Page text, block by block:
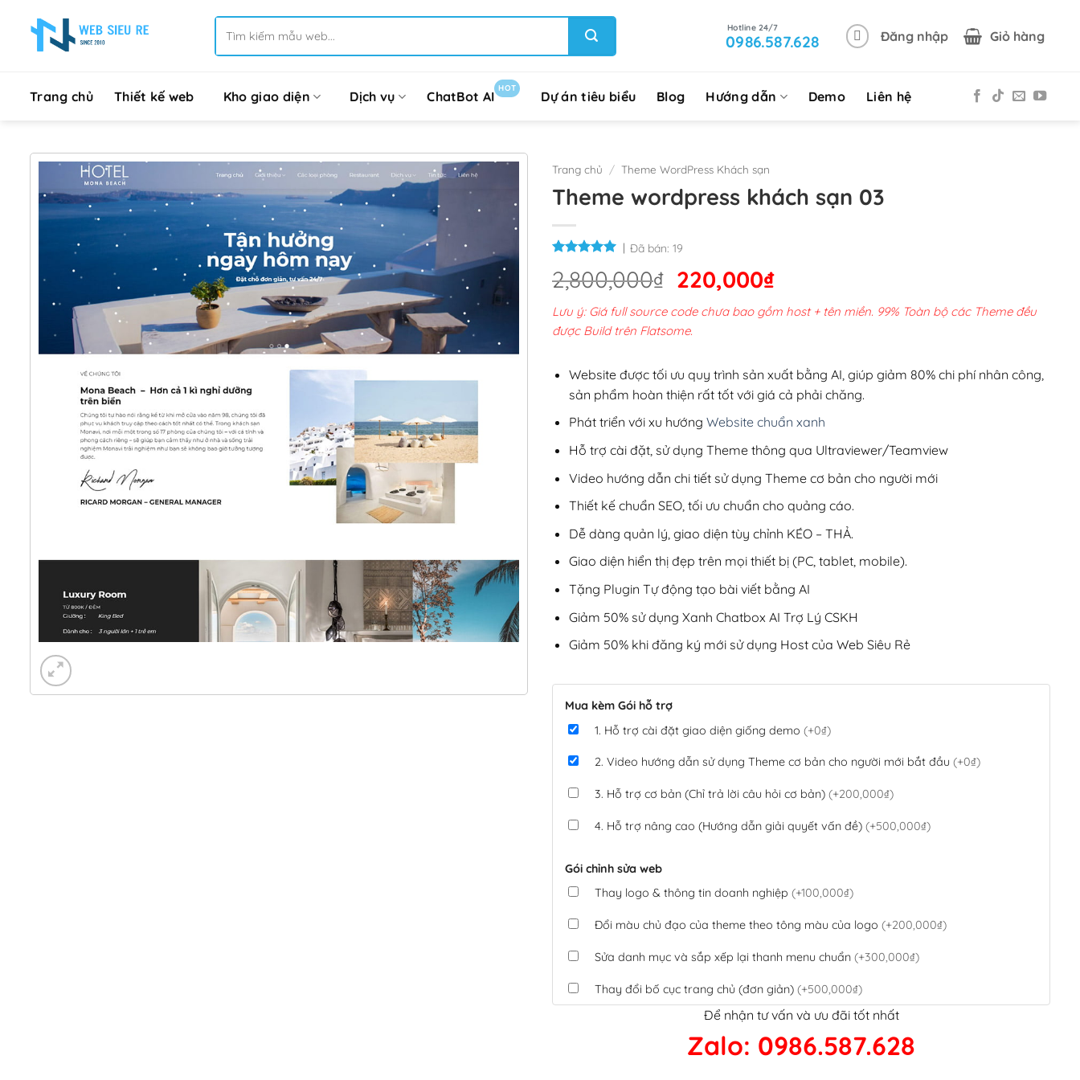
kiếm:
0986.587.628 Đăng nhập Giỏ hàng
Trang chủ Thiết kế web Kho giao diện Dịch vụ ChatBot AI
HOT
Dự án tiêu biểu Blog Hướng dẫn Demo Liên hệ
Trang chủ / Theme WordPress Khách sạn
Theme wordpress khách sạn 03
Đã bán: 19
2,800,000₫ Giá
gốc
là:
220,000₫Giá
hiện
tại
220,000₫.
Lưu ý: Giá full source code chưa bao gồm host + tên miền. 99% Toàn bộ các Theme đều
được Build trên Flatsome.
Website được tối ưu quy trình sản xuất bằng AI, giúp giảm 80% chi phí nhân công,
sản phẩm hoàn thiện rất tốt với giá cả phải chăng.
Phát triển với xu hướng Website chuẩn xanh
Hỗ trợ cài đặt, sử dụng Theme thông qua Ultraviewer/Teamview
Video hướng dẫn chi tiết sử dụng Theme cơ bản cho người mới
Thiết kế chuẩn SEO, tối ưu chuẩn cho quảng cáo.
Dễ dàng quản lý, giao diện tùy chỉnh KÉO – THẢ.
Giao diện hiển thị đẹp trên mọi thiết bị (PC, tablet, mobile).
Tặng Plugin Tự động tạo bài viết bằng AI
Giảm 50% sử dụng Xanh Chatbox AI Trợ Lý CSKH
Giảm 50% khi đăng ký mới sử dụng Host của Web Siêu Rẻ
Mua kèm Gói hỗ trợ
1. Hỗ trợ cài đặt giao diện giống demo (+0₫)
2. Video hướng dẫn sử dụng Theme cơ bản cho người mới bắt đầu (+0₫)
3. Hỗ trợ cơ bản (Chỉ trả lời câu hỏi cơ bản) (+200,000₫)
4. Hỗ trợ nâng cao (Hướng dẫn giải quyết vấn đề) (+500,000₫)
Gói chỉnh sửa web
Thay logo & thông tin doanh nghiệp (+100,000₫)
Đổi màu chủ đạo của theme theo tông màu của logo (+200,000₫)
Sửa danh mục và sắp xếp lại thanh menu chuẩn (+300,000₫)
Thay đổi bố cục trang chủ (đơn giản) (+500,000₫)
Tích hợp thanh toán QR Code ngân hàng(+100,000₫)
Xác minh Website, liên kết google, cập nhật sitemap(+50,000₫)
Để nhận tư vấn và ưu đãi tốt nhất
Zalo: 0986.587.628